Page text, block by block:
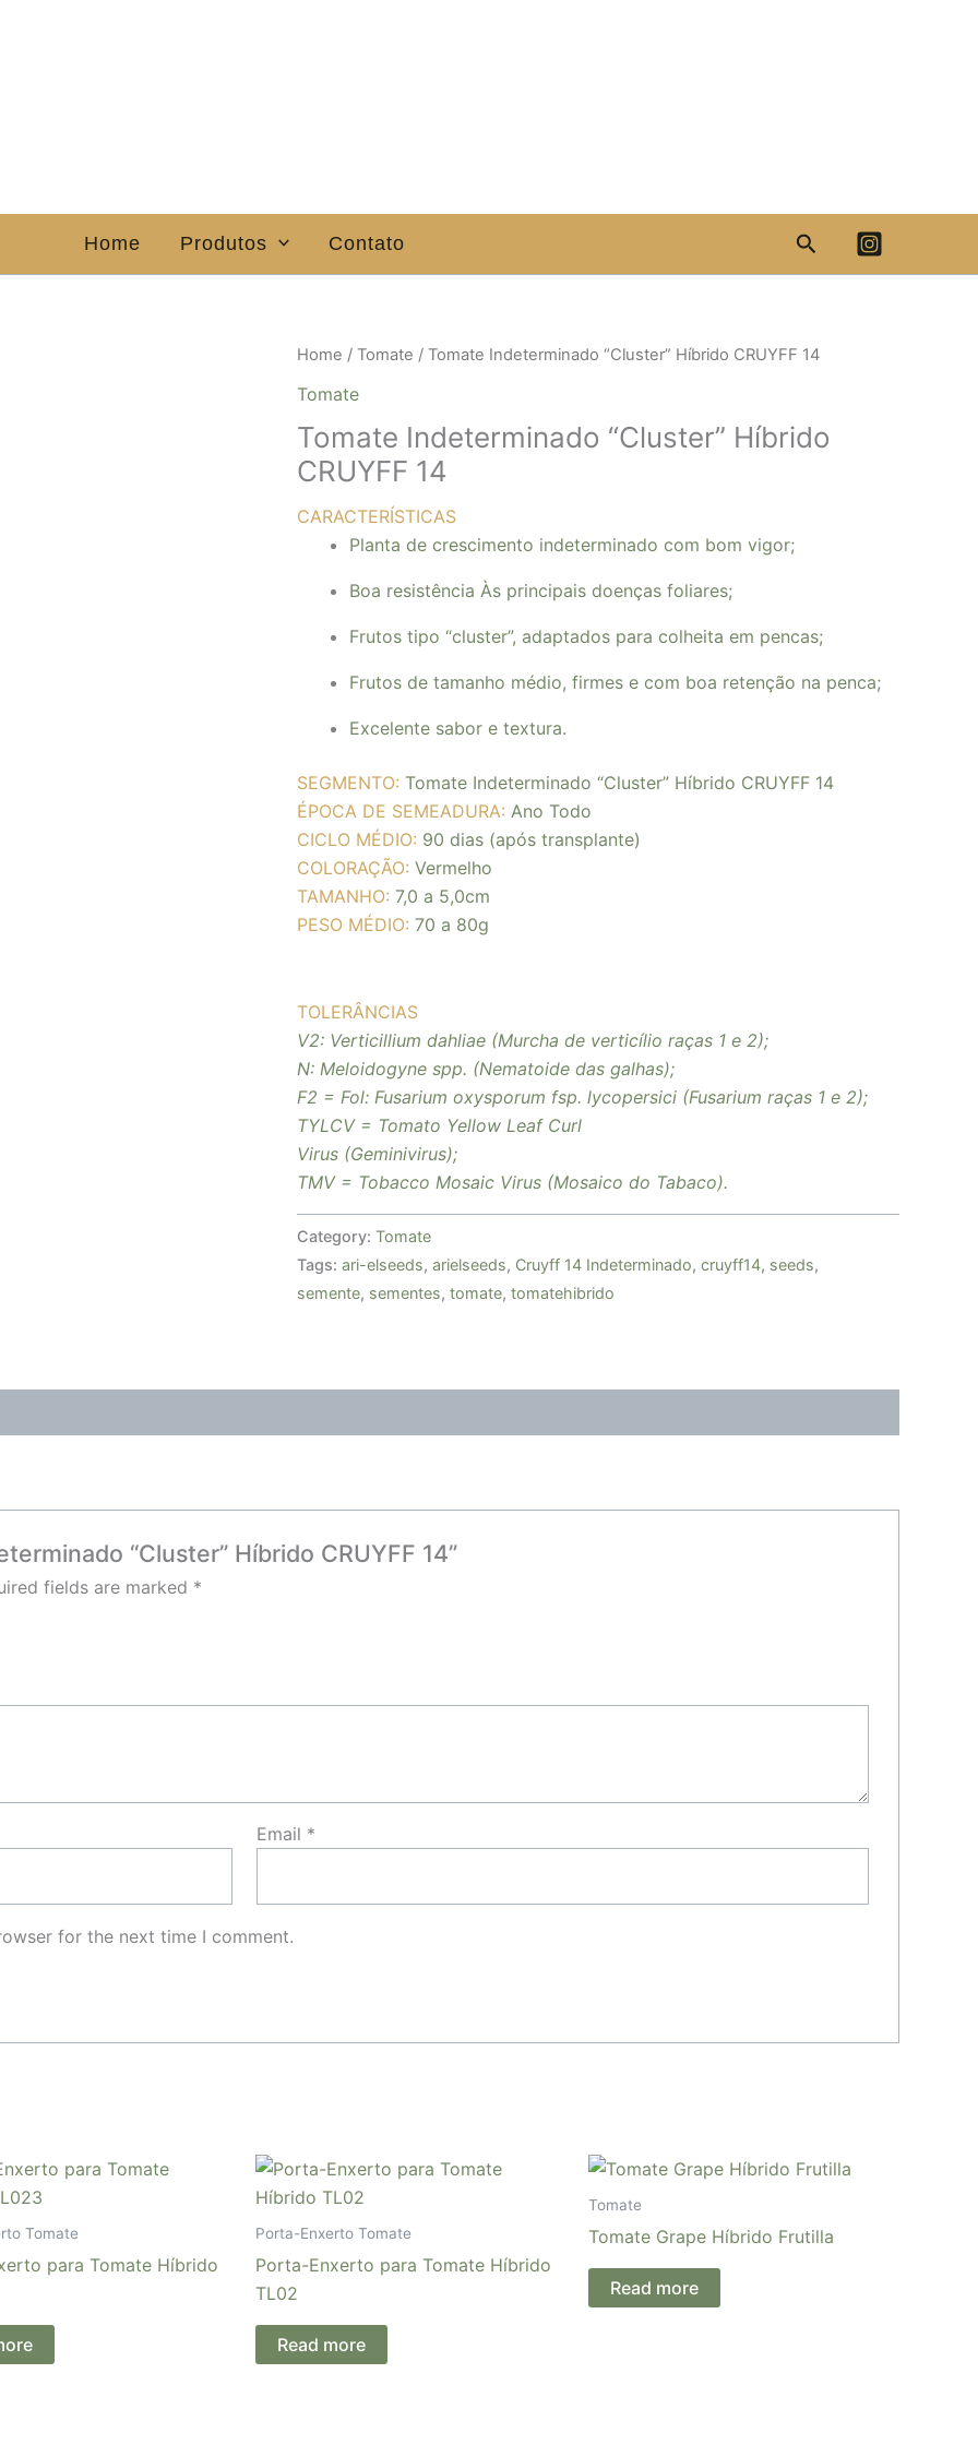
Home Produtos Contato Search
Home / Tomate / Tomate Indeterminado “Cluster” Híbrido CRUYFF 14
Tomate
Tomate Indeterminado “Cluster” Híbrido
CRUYFF 14
CARACTERÍSTICAS
Planta de crescimento indeterminado com bom vigor;
Boa resistência Às principais doenças foliares;
Frutos tipo “cluster”, adaptados para colheita em pencas;
Frutos de tamanho médio, firmes e com boa retenção na penca;
Excelente sabor e textura.
SEGMENTO: Tomate Indeterminado “Cluster” Híbrido CRUYFF 14
ÉPOCA DE SEMEADURA: Ano Todo
CICLO MÉDIO: 90 dias (após transplante)
COLORAÇÃO: Vermelho
TAMANHO: 7,0 a 5,0cm
PESO MÉDIO: 70 a 80g
TOLERÂNCIAS
V2: Verticillium dahliae (Murcha de verticílio raças 1 e 2);
N: Meloidogyne spp. (Nematoide das galhas);
F2 = Fol: Fusarium oxysporum fsp. lycopersici (Fusarium raças 1 e 2);
TYLCV = Tomato Yellow Leaf Curl
Virus (Geminivirus);
TMV = Tobacco Mosaic Virus (Mosaico do Tabaco).
Category: Tomate
Tags: ari-elseeds, arielseeds, Cruyff 14 Indeterminado, cruyff14, seeds,
semente, sementes, tomate, tomatehibrido
“Cluster” Híbrido CRUYFF 14”
fields are marked *
Email *
for the next time I comment.
Tomate
para Tomate Híbrido
Porta-Enxerto Tomate
Porta-Enxerto para Tomate Híbrido
TL02
Read more
Tomate
Tomate Grape Híbrido Frutilla
Read more